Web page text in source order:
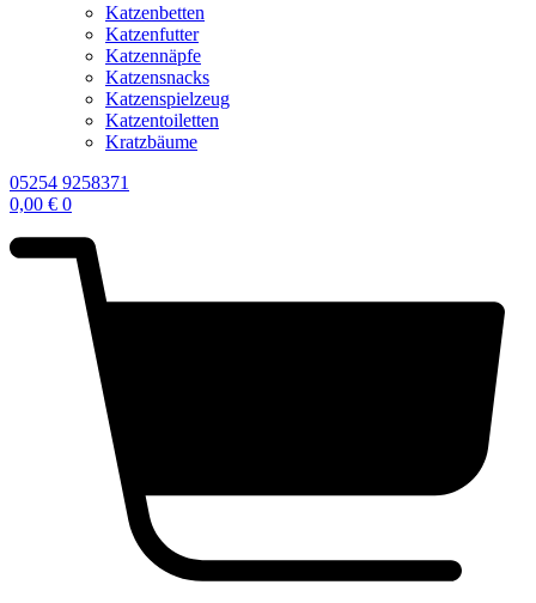
Katzenbetten
Katzenfutter
Katzennäpfe
Katzensnacks
Katzenspielzeug
Katzentoiletten
Kratzbäume
05254 9258371
0,00 € 0